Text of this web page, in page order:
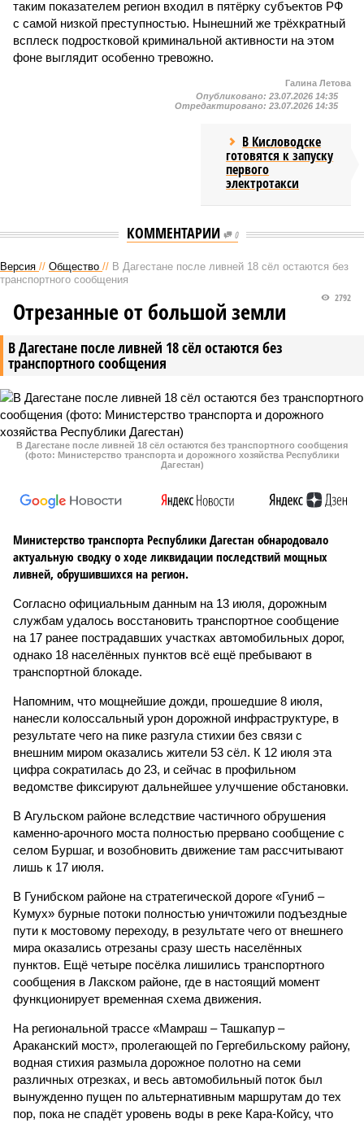
таким показателем регион входил в пятёрку субъектов РФ
с самой низкой преступностью. Нынешний же трёхкратный
всплеск подростковой криминальной активности на этом
фоне выглядит особенно тревожно.
Галина Летова
Опубликовано: 23.07.2026 14:35
Отредактировано: 23.07.2026 14:35
В Кисловодске
готовятся к запуску
первого
электротакси
КОММЕНТАРИИ 0
Версия // Общество // В Дагестане после ливней 18 сёл остаются без
транспортного сообщения
В Дагестане после ливней 18 сёл остаются без
транспортного сообщения
2792
Отрезанные от большой земли
В Дагестане после ливней 18 сёл остаются без транспортного сообщения
(фото: Министерство транспорта и дорожного хозяйства Республики
Дагестан)
Министерство транспорта Республики Дагестан обнародовало
актуальную сводку о ходе ликвидации последствий мощных
ливней, обрушившихся на регион.
Согласно официальным данным на 13 июля, дорожным
службам удалось восстановить транспортное сообщение
на 17 ранее пострадавших участках автомобильных дорог,
однако 18 населённых пунктов всё ещё пребывают в
транспортной блокаде.
Напомним, что мощнейшие дожди, прошедшие 8 июля,
нанесли колоссальный урон дорожной инфраструктуре, в
результате чего на пике разгула стихии без связи с
внешним миром оказались жители 53 сёл. К 12 июля эта
цифра сократилась до 23, и сейчас в профильном
ведомстве фиксируют дальнейшее улучшение обстановки.
В Агульском районе вследствие частичного обрушения
каменно-арочного моста полностью прервано сообщение с
селом Буршаг, и возобновить движение там рассчитывают
лишь к 17 июля.
В Гунибском районе на стратегической дороге «Гуниб –
Кумух» бурные потоки полностью уничтожили подъездные
пути к мостовому переходу, в результате чего от внешнего
мира оказались отрезаны сразу шесть населённых
пунктов. Ещё четыре посёлка лишились транспортного
сообщения в Лакском районе, где в настоящий момент
функционирует временная схема движения.
На региональной трассе «Мамраш – Ташкапур –
Араканский мост», пролегающей по Гергебильскому району,
водная стихия размыла дорожное полотно на семи
различных отрезках, и весь автомобильный поток был
вынужденно пущен по альтернативным маршрутам до тех
пор, пока не спадёт уровень воды в реке Кара-Койсу, что